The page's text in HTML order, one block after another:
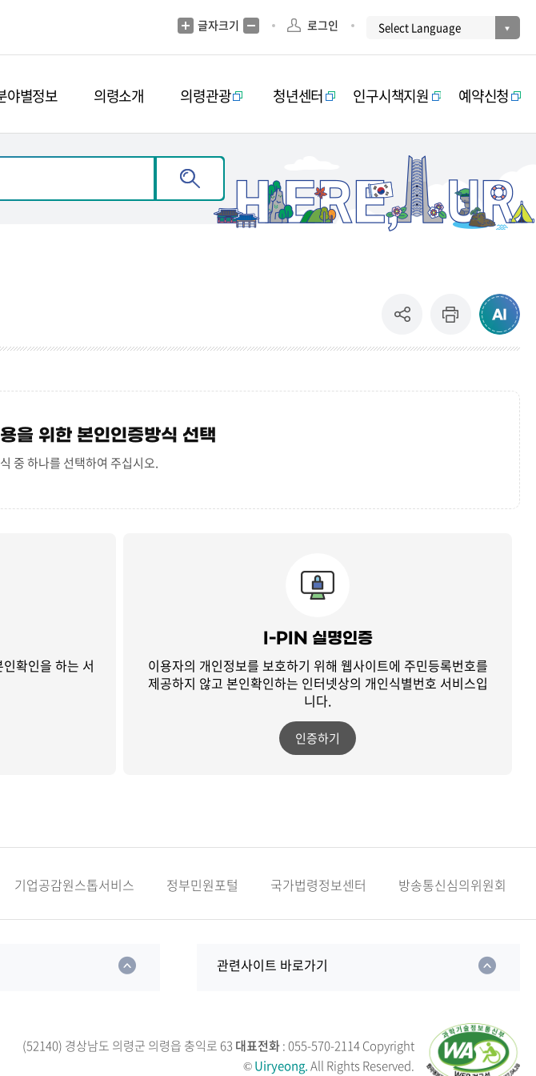
글자크기 로그인
야별정보 의령소개 의령관광 청년센터 인구시책지원 예약신청
을 위한 본인인증방식 선택
중 하나를 선택하여 주십시오.
인확인을 하는 서
I-PIN 실명인증
이용자의 개인정보를 보호하기 위해 웹사이트에 주민등록번호를
제공하지 않고 본인확인하는 인터넷상의 개인식별번호 서비스입
니다.
인증하기
기업공감원스톱서비스 정부민원포털 국가법령정보센터 방송통신심의위원회
관련사이트 바로가기
(52140) 경상남도 의령군 의령읍 충익로 63 대표전화: 055-570-2114Copyright
©Uiryeong.All Rights Reserved.